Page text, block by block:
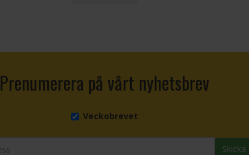
Prenumerera på vårt nyhetsbrev
Veckobrevet
Skicka